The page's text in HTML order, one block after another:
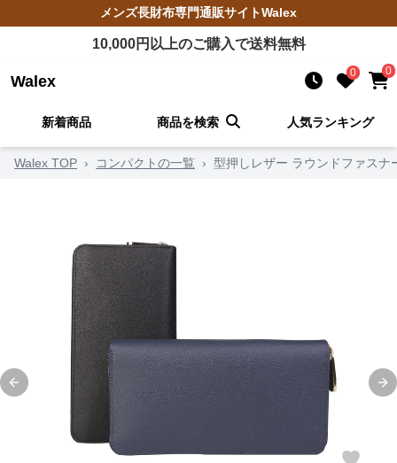
メンズ長財布専門通販サイトWalex
10,000円以上のご購入で送料無料
Walex 0 0
新着商品 商品を検索 人気ランキング
Walex TOP › コンパクトの一覧 › 型押しレザー ラウンドファスナ
Previous slide